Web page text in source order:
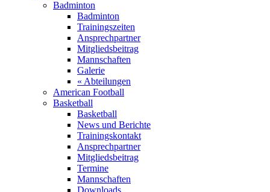
Badminton
Badminton
Trainingszeiten
Ansprechpartner
Mitgliedsbeitrag
Mannschaften
Galerie
« Abteilungen
American Football
Basketball
Basketball
News und Berichte
Trainingskontakt
Ansprechpartner
Mitgliedsbeitrag
Termine
Mannschaften
Downloads